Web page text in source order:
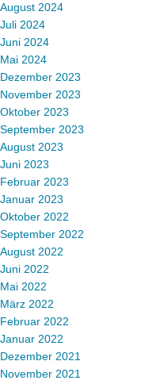
August 2024
Juli 2024
Juni 2024
Mai 2024
Dezember 2023
November 2023
Oktober 2023
September 2023
August 2023
Juni 2023
Februar 2023
Januar 2023
Oktober 2022
September 2022
August 2022
Juni 2022
Mai 2022
März 2022
Februar 2022
Januar 2022
Dezember 2021
November 2021